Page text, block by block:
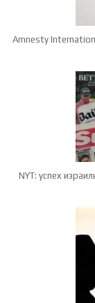
Amnesty
NYT: успех